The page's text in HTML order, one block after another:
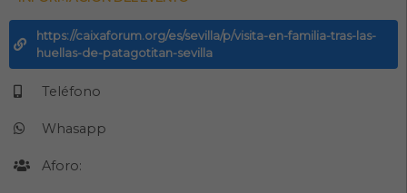
https://caixaforum.org/es/sevilla/p/visita-en-familia-tras-las-
huellas-de-patagotitan-sevilla
Teléfono
Whasapp
Aforo: